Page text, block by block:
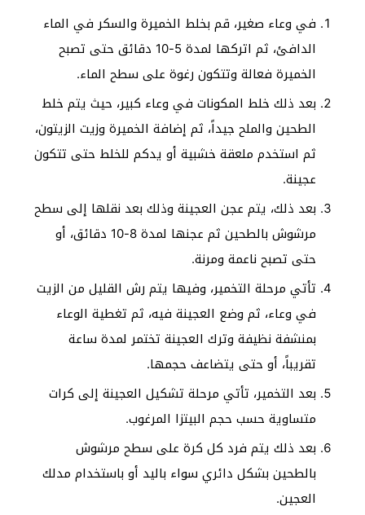
في وعاء صغير، قم بخلط الخميرة والسكر في الماء
الدافئ، ثم اتركها لمدة 5-10 دقائق حتى تصبح
الخميرة فعالة وتتكون رغوة على سطح الماء.
بعد ذلك خلط المكونات في وعاء كبير، حيث يتم خلط
الطحين والملح جيداً، ثم إضافة الخميرة وزيت الزيتون،
ثم استخدم ملعقة خشبية أو يدكم للخلط حتى تتكون
عجينة.
بعد ذلك، يتم عجن العجينة وذلك بعد نقلها إلى سطح
مرشوش بالطحين ثم عجنها لمدة 8-10 دقائق، أو
حتى تصبح ناعمة ومرنة.
تأتي مرحلة التخمير، وفيها يتم رش القليل من الزيت
في وعاء، ثم وضع العجينة فيه، ثم تغطية الوعاء
بمنشفة نظيفة وترك العجينة تختمر لمدة ساعة
تقريباً، أو حتى يتضاعف حجمها.
بعد التخمير، تأتي مرحلة تشكيل العجينة إلى كرات
متساوية حسب حجم البيتزا المرغوب.
بعد ذلك يتم فرد كل كرة على سطح مرشوش
بالطحين بشكل دائري سواء باليد أو باستخدام مدلك
العجين.